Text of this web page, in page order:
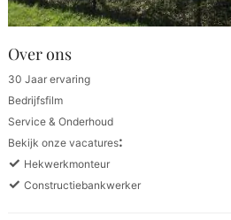
Over ons
30 Jaar ervaring
Bedrijfsfilm
Service & Onderhoud
Bekijk onze vacatures:
✓ Hekwerkmonteur
✓ Constructiebankwerker